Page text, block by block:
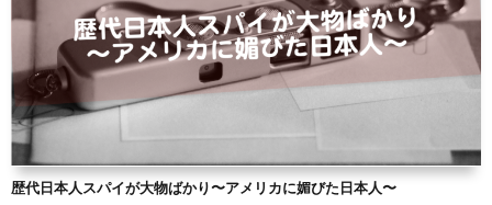
歴代日本人スパイが大物ばかり〜アメリカに媚びた日本人〜